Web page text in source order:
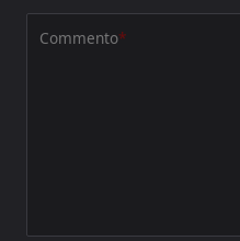
Commento*